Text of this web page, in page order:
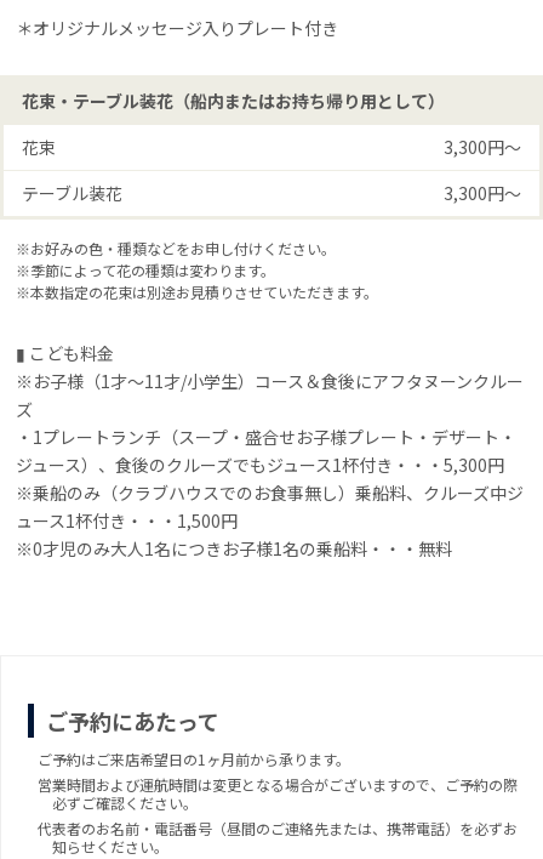
＊オリジナルメッセージ入りプレート付き
花束・テーブル装花（船内またはお持ち帰り用として）
花束
3,300円〜
テーブル装花
3,300円〜
※お好みの色・種類などをお申し付けください。
※季節によって花の種類は変わります。
※本数指定の花束は別途お見積りさせていただきます。
▮ こども料金
※お子様（1才～11才/小学生）コース＆食後にアフタヌーンクルー
ズ
・1プレートランチ（スープ・盛合せお子様プレート・デザート・
ジュース）、食後のクルーズでもジュース1杯付き・・・5,300円
※乗船のみ（クラブハウスでのお食事無し）乗船料、クルーズ中ジ
ュース1杯付き・・・1,500円
※0才児のみ大人1名につきお子様1名の乗船料・・・無料
ご予約にあたって
ご予約はご来店希望日の1ヶ月前から承ります。
営業時間および運航時間は変更となる場合がございますので、ご予約の際
必ずご確認ください。
代表者のお名前・電話番号（昼間のご連絡先または、携帯電話）を必ずお
知らせください。